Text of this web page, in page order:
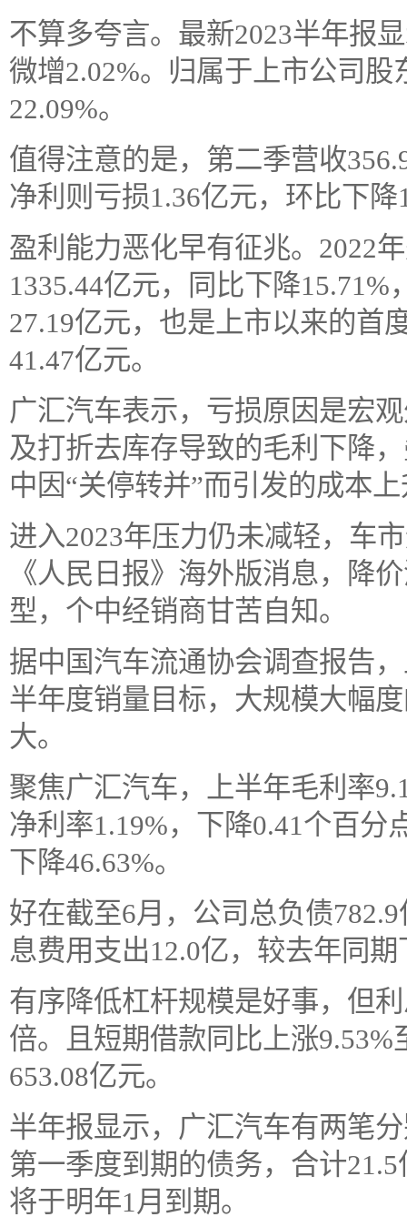
不算多夸言。最新2023半年报
微增2.02%。归属于上市公司
22.09%。
值得注意的是，第二季营收
净利则亏损1.36亿元，环比下降
盈利能力恶化早有征兆。2022
1335.44亿元，同比下降
27.19亿元，也是上市以来的首
41.47亿元。
广汇汽车表示，亏损原因是宏
及打折去库存导致的毛利下降
中因“关停转并”而引发的成本
进入2023年压力仍未减轻，车
《人民日报》海外版消息，降
型，个中经销商甘苦自知。
据中国汽车流通协会调查报告
半年度销量目标，大规模大幅
大。
聚焦广汇汽车，上半年毛利率
净利率1.19%，下降0.41个百分
下降46.63%。
好在截至6月，公司总负债
息费用支出12.0亿，较去年同
有序降低杠杆规模是好事，但
倍。且短期借款同比上涨
653.08亿元。
半年报显示，广汇汽车有两笔
第一季度到期的债务，合计
将于明年1月到期。